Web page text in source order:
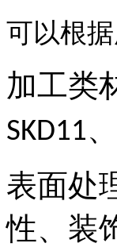
可以根
加工类
SKD11、
表面处
性、装